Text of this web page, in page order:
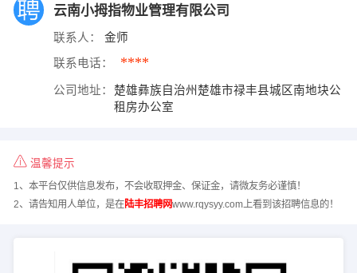
云南小拇指物业管理有限公司
联系人： 金师
联系电话： ****
公司地址：
楚雄彝族自治州楚雄市禄丰县城区南地块公
租房办公室
温馨提示
1、本平台仅供信息发布，不会收取押金、保证金，请微友务必谨慎！
2、请告知用人单位，是在陆丰招聘网www.rqysyy.com上看到该招聘信息的！